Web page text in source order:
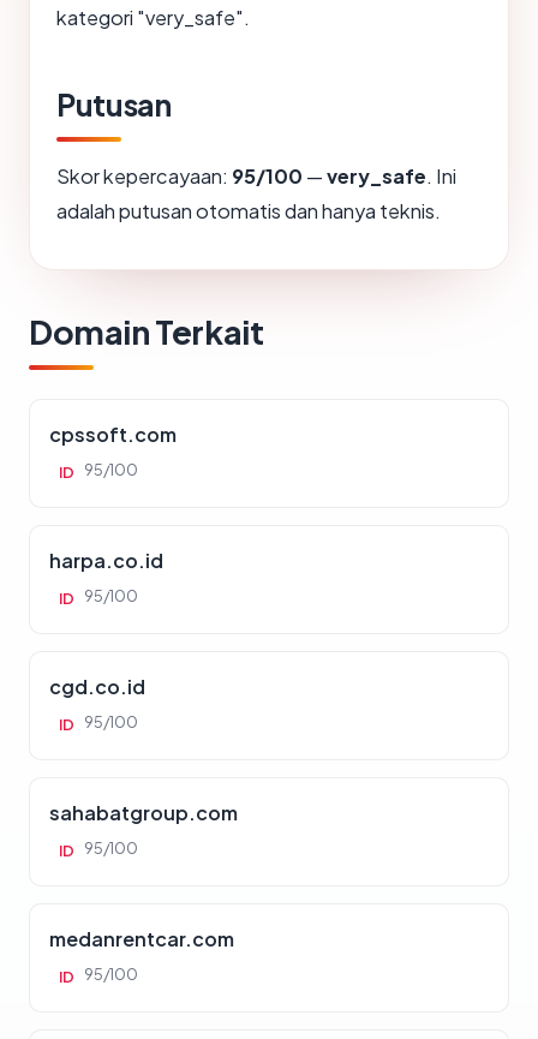
kategori "very_safe".
Putusan
Skor kepercayaan: 95/100 —very_safe. Ini
adalah putusan otomatis dan hanya teknis.
Domain Terkait
cpssoft.com
ID 95/100
harpa.co.id
ID 95/100
cgd.co.id
ID 95/100
sahabatgroup.com
ID 95/100
medanrentcar.com
ID 95/100